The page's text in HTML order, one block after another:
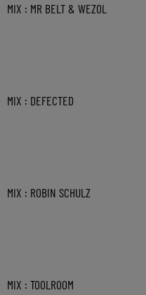
MIX : MR BELT & WEZOL
MIX : DEFECTED
MIX : ROBIN SCHULZ
MIX : TOOLROOM